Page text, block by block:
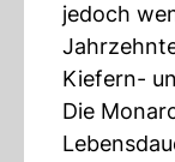
jedoch
Kiefern-
Die